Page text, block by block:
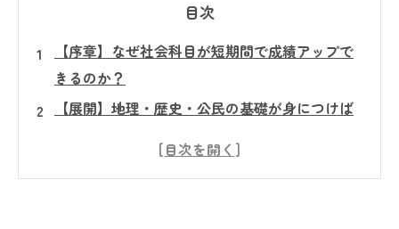
目次
【序章】なぜ社会科目が短期間で成績アップで
きるのか？
【展開】地理・歴史・公民の基礎が身につけば